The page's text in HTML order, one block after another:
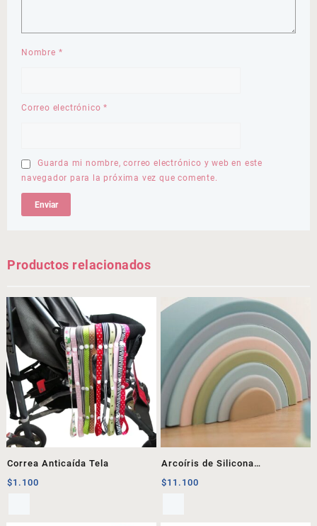
Nombre *
Correo electrónico*
Guarda mi nombre, correo electrónico y web en este
navegador para la próxima vez que comente.
Productos relacionados
Correa Anticaída Tela
$1.100
Arcoíris de Silicona
Montessori
$11.100